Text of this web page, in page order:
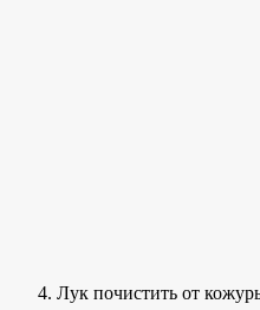
Лук почистить от